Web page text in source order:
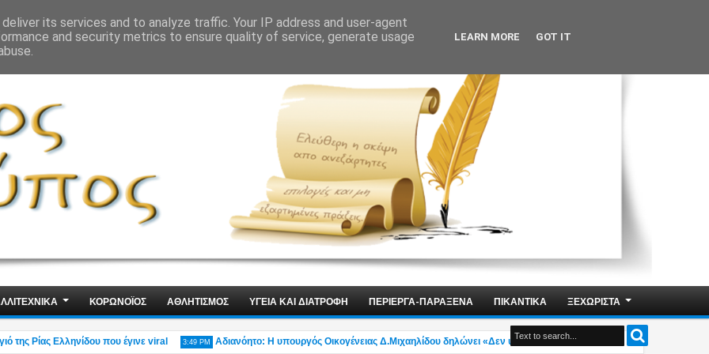
ΚΟΡΩΝΟΪΟΣ ΑΘΛΗΤΙΣΜΟΣ ΥΓΕΙΑ ΚΑΙ ΔΙΑΤΡΟΦΗ ΠΕΡΙΕΡΓΑ-ΠΑΡΑΞΕΝΑ ΠΙΚΑΝΤΙΚΑ ΞΕΧΩΡΙΣΤΑ
Ρίας Ελληνίδου που έγινε viral 3:49 PM Αδιανόητο: Η υπουργός Οικογένειας Δ.Μιχαηλίδου δηλώνει «Δεν υπάρχει η ελληνική οικογένεια του μέλλοντος»!
its services and to analyze traffic. Your IP address and user-agent
and security metrics to ensure quality of service, generate usage
LEARN MORE GOT IT